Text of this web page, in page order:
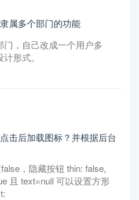
属多个部门的功能
门，自己改成一个用户多
形式。
击后加载图标？并根据后台
，隐藏按钮 thin: false,
且 text=null 可以设置方形